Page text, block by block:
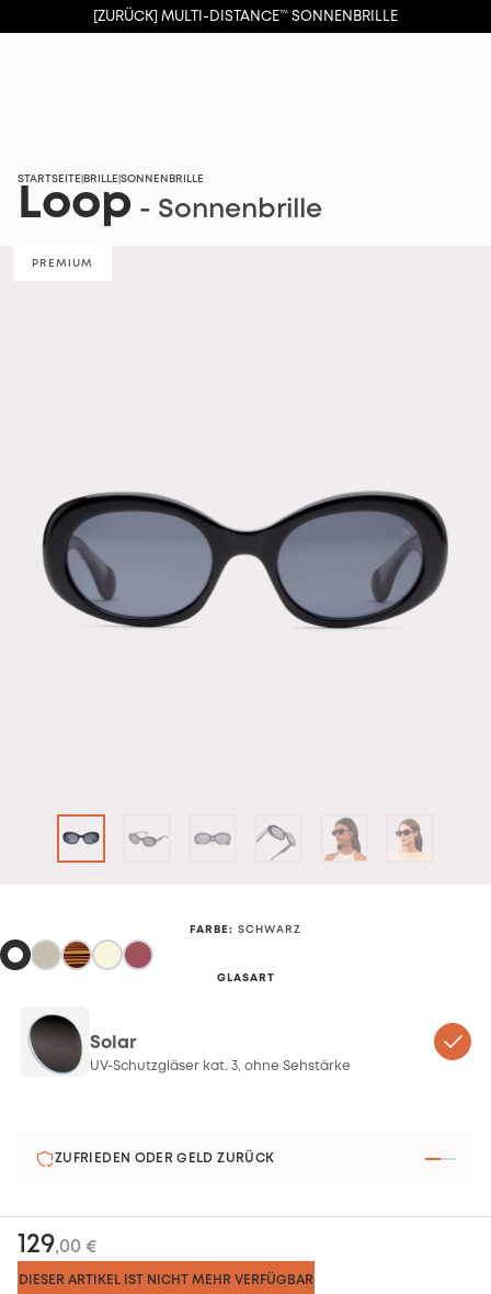
[ZURÜCK] MULTI-DISTANCE™ SONNENBRILLE
STARTSEITE BRILLE SONNENBRILLE
Loop - Sonnenbrille
PREMIUM
FARBE : SCHWARZ
GLASART
Solar
UV-Schutzgläser kat. 3, ohne Sehstärke
ZUFRIEDEN ODER GELD ZURÜCK
129,00 €
DIESER ARTIKEL IST NICHT MEHR VERFÜGBAR